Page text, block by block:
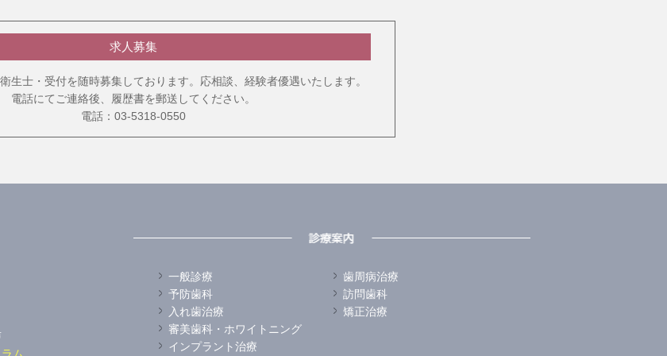
求人募集
生士・受付を随時募集しております。応相談、経験者優遇いたします。
電話にてご連絡後、履歴書を郵送してください。
電話：03-5318-0550
一般診療
歯周病治療
予防歯科
訪問歯科
入れ歯治療
矯正治療
審美歯科・ホワイトニング
インプラント治療